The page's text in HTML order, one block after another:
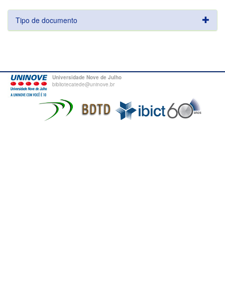
Tipo de documento
Universidade Nove de Julho
bibliotecatede@uninove.br